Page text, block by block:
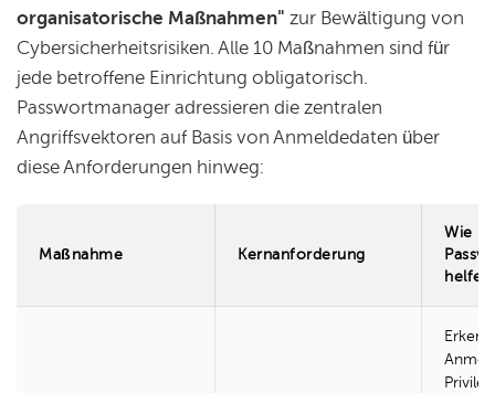
organisatorische Maßnahmen" zur Bewältigung von
Cybersicherheitsrisiken. Alle 10 Maßnahmen sind für
jede betroffene Einrichtung obligatorisch.
Passwortmanager adressieren die zentralen
Angriffsvektoren auf Basis von Anmeldedaten über
diese Anforderungen hinweg:
Maßnahme Kernanforderung
Wie
helfen